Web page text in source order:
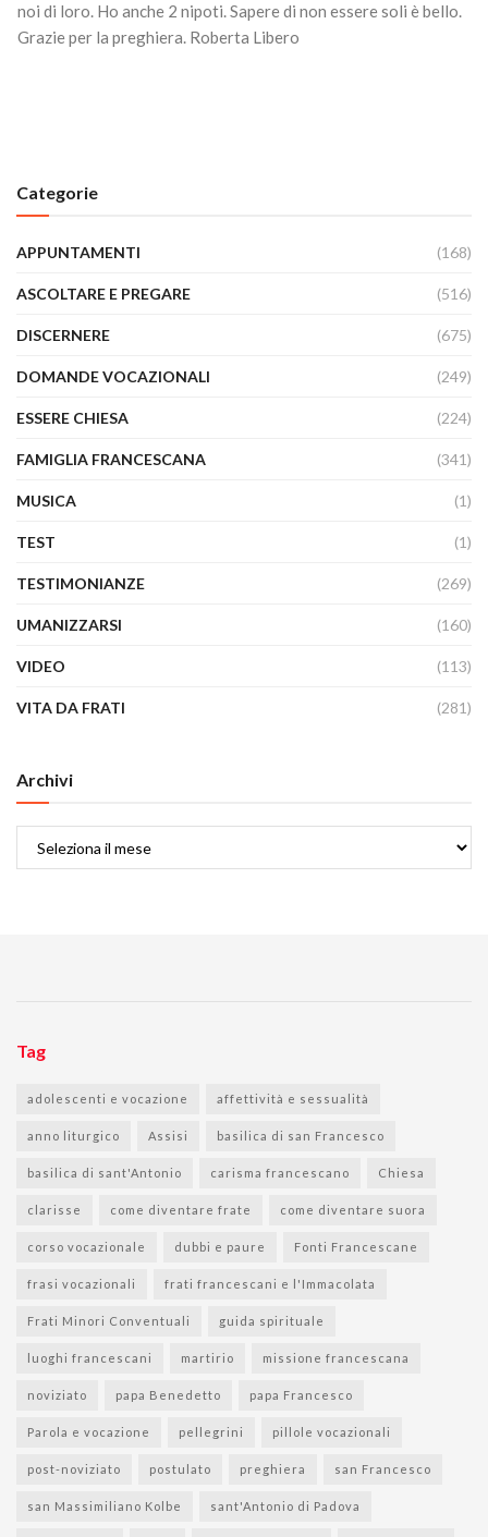
noi di loro. Ho anche 2 nipoti. Sapere di non essere soli è bello.
Grazie per la preghiera. Roberta Libero
Categorie
APPUNTAMENTI (168)
ASCOLTARE E PREGARE (516)
DISCERNERE (675)
DOMANDE VOCAZIONALI (249)
ESSERE CHIESA (224)
FAMIGLIA FRANCESCANA (341)
MUSICA (1)
TEST (1)
TESTIMONIANZE (269)
UMANIZZARSI (160)
VIDEO (113)
VITA DA FRATI (281)
Archivi
Tag
adolescenti e vocazione affettività e sessualità
anno liturgico Assisi basilica di san Francesco
basilica di sant'Antonio carisma francescano Chiesa
clarisse come diventare frate come diventare suora
corso vocazionale dubbi e paure Fonti Francescane
frasi vocazionali frati francescani e l'Immacolata
Frati Minori Conventuali guida spirituale
luoghi francescani martirio missione francescana
noviziato papa Benedetto papa Francesco
Parola e vocazione pellegrini pillole vocazionali
post-noviziato postulato preghiera san Francesco
san Massimiliano Kolbe sant'Antonio di Padova